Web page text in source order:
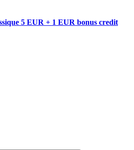
5 EUR + 1 EUR bonus credit